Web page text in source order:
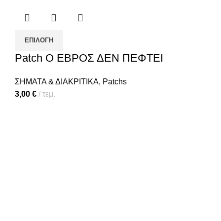
ΕΠΙΛΟΓΉ
Patch Ο ΕΒΡΟΣ ΔΕΝ ΠΕΦΤΕΙ
ΣΗΜΑΤΑ & ΔΙΑΚΡΙΤΙΚΑ, Patchs
3,00 € τεμ.